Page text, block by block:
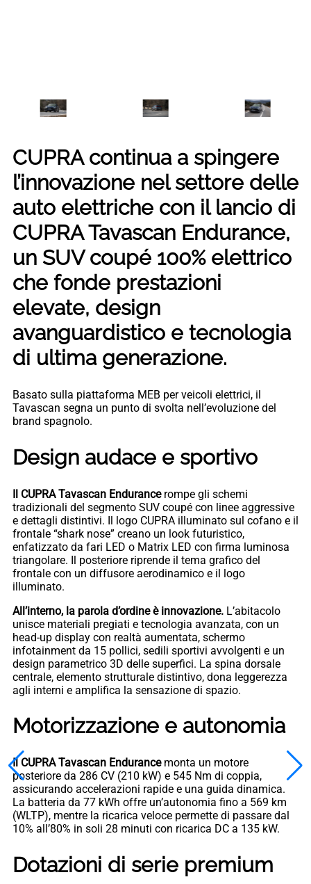
CUPRA continua a spingere
l’innovazione nel settore delle
auto elettriche con il lancio di
CUPRA Tavascan Endurance,
un SUV coupé 100% elettrico
che fonde prestazioni
elevate, design
avanguardistico e tecnologia
di ultima generazione.
Basato sulla piattaforma MEB per veicoli elettrici, il
Tavascan segna un punto di svolta nell’evoluzione del
brand spagnolo.
Design audace e sportivo
Il CUPRA Tavascan Endurancerompe gli schemi
tradizionali del segmento SUV coupé con linee aggressive
e dettagli distintivi. Il logo CUPRA illuminato sul cofano e il
frontale “shark nose” creano un look futuristico,
enfatizzato da fari LED o Matrix LED con firma luminosa
triangolare. Il posteriore riprende il tema grafico del
frontale con un diffusore aerodinamico e il logo
illuminato.
All’interno, la parola d’ordine è innovazione. L’abitacolo
unisce materiali pregiati e tecnologia avanzata, con un
head-up display con realtà aumentata, schermo
infotainment da 15 pollici, sedili sportivi avvolgenti e un
design parametrico 3D delle superfici. La spina dorsale
centrale, elemento strutturale distintivo, dona leggerezza
agli interni e amplifica la sensazione di spazio.
Motorizzazione e autonomia
Il CUPRA Tavascan Endurancemonta un motore
posteriore da 286 CV (210 kW) e 545 Nm di coppia,
assicurando accelerazioni rapide e una guida dinamica.
La batteria da 77 kWh offre un’autonomia fino a 569 km
(WLTP), mentre la ricarica veloce permette di passare dal
10% all’80% in soli 28 minuti con ricarica DC a 135 kW.
Dotazioni di serie premium